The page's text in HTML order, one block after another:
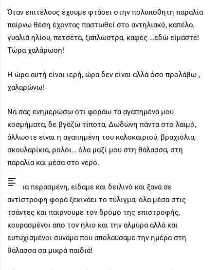
Όταν επιτέλους έχουμε φτάσει στην πολυπόθητη παραλία
παίρνω θέση έχοντας παστωθεί στο αντηλιακό, καπέλο,
γυαλιά ηλίου, πετσέτα, ξαπλώστρα, καφές …εδώ είμαστε!
Τώρα χαλάρωση!
Η ώρα αυτή είναι ιερή, ώρα δεν είναι αλλά όσο προλάβω ,
χαλαρώνω!
Να σας ενημερώσω ότι φοράω τα αγαπημένα μου
κοσμήματα, δε βγάζω τίποτα, Δωδώνη πάντα στο λαιμό,
άλλωστε είναι η αγαπημένη του καλοκαιριού, βραχιόλια,
σκουλαρίκια, ρολόι… όλα μαζί μου στη θάλασσα, στη
παραλία και μέσα στο νερό.
Η ώρα περασμένη, είδαμε και δειλινό και ξανά σε
αντίστροφη φορά ξεκινάει το τύλιγμα, όλα μέσα στις
τσάντες και παίρνουμε τον δρόμο της επιστροφής,
κουρασμένοι από τον ήλιο και την αλμύρα αλλά και
ευτυχισμένοι συνάμα που απολαύσαμε την ημέρα στη
θάλασσα σα μικρά παιδιά!